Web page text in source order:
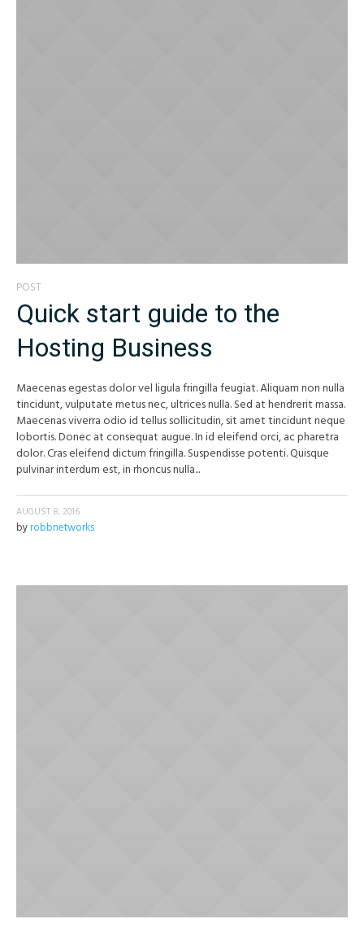
POST
Quick start guide to the
Hosting Business
Maecenas egestas dolor vel ligula fringilla feugiat. Aliquam non nulla
tincidunt, vulputate metus nec, ultrices nulla. Sed at hendrerit massa.
Maecenas viverra odio id tellus sollicitudin, sit amet tincidunt neque
lobortis. Donec at consequat augue. In id eleifend orci, ac pharetra
dolor. Cras eleifend dictum fringilla. Suspendisse potenti. Quisque
pulvinar interdum est, in rhoncus nulla...
AUGUST 8, 2016
byrobbnetworks